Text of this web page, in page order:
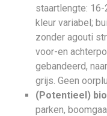
staartlengte: 16-
kleur variabel;
zonder agouti
voor-en
gebandeerd,
grijs. Geen
(Potentieel)
parken,